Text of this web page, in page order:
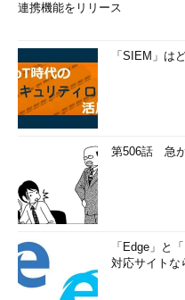
連携機能をリリース
「SIEM」は
第506話 急
「Edge」と
対応サイトな